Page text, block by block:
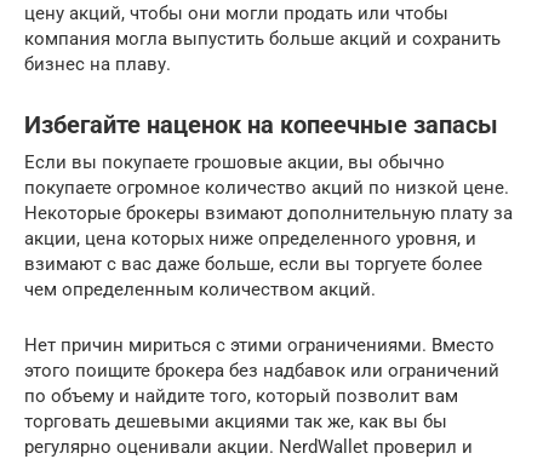
цену акций, чтобы они могли продать или чтобы
компания могла выпустить больше акций и сохранить
бизнес на плаву.
Избегайте наценок на копеечные запасы
Если вы покупаете грошовые акции, вы обычно
покупаете огромное количество акций по низкой цене.
Некоторые брокеры взимают дополнительную плату за
акции, цена которых ниже определенного уровня, и
взимают с вас даже больше, если вы торгуете более
чем определенным количеством акций.
Нет причин мириться с этими ограничениями. Вместо
этого поищите брокера без надбавок или ограничений
по объему и найдите того, который позволит вам
торговать дешевыми акциями так же, как вы бы
регулярно оценивали акции. NerdWallet проверил и